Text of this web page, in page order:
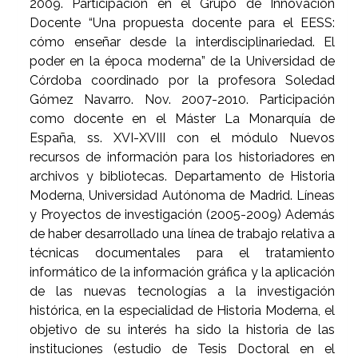
2009. Participación en el Grupo de Innovación
Docente “Una propuesta docente para el EESS:
cómo enseñar desde la interdisciplinariedad. El
poder en la época moderna” de la Universidad de
Córdoba coordinado por la profesora Soledad
Gómez Navarro. Nov. 2007-2010. Participación
como docente en el Máster La Monarquía de
España, ss. XVI-XVIII con el módulo Nuevos
recursos de información para los historiadores en
archivos y bibliotecas. Departamento de Historia
Moderna, Universidad Autónoma de Madrid. Líneas
y Proyectos de investigación (2005-2009) Además
de haber desarrollado una línea de trabajo relativa a
técnicas documentales para el tratamiento
informático de la información gráfica y la aplicación
de las nuevas tecnologías a la investigación
histórica, en la especialidad de Historia Moderna, el
objetivo de su interés ha sido la historia de las
instituciones (estudio de Tesis Doctoral en el